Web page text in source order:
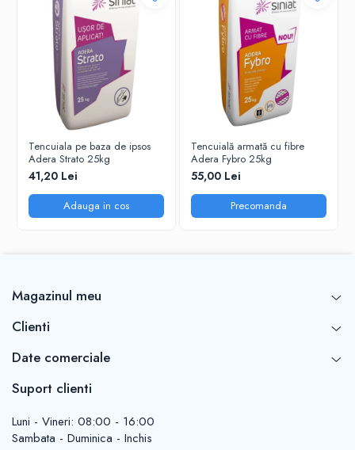
Tencuieli decorative și vopsele
Vopsele și emailuri
Lacuri lemn
Vopsele spray
Sisteme de nivelare
Sisteme de fixare
Sisteme de imbinare
Elemente de prindere
Suruburi pentru lemn
Suruburi pentru gips-carton
Dibluri universale
Dibluri pentru gips-carton
Dibluri polistiren
Cuie speciale
Cuie beton
Scule si accesorii
Tencuiala pe baza de ipsos
Adera Strato 25kg
41,20 Lei
Adauga in cos
Tencuială armată cu fibre
Adera Fybro 25kg
55,00 Lei
Precomanda
Magazinul meu
Clienti
Date comerciale
Suport clienti
Luni - Vineri: 08:00 - 16:00
Sambata - Duminica - Inchis